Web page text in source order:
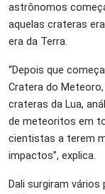
astrônomos
aquelas crateras
era da Terra.
“Depois que
Cratera do
crateras da Lua,
de meteoritos em
cientistas a terem
impactos”, explica.
Dali surgiram